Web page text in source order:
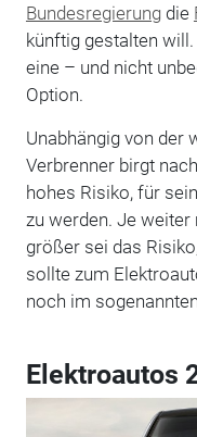
Bundesregierungdie
künftig gestalten
eine – und nicht
Option.
Unabhängig von der
Verbrenner birgt
hohes Risiko, für
zu werden. Je weiter
größer sei das
sollte zum
noch im
Elektroautos